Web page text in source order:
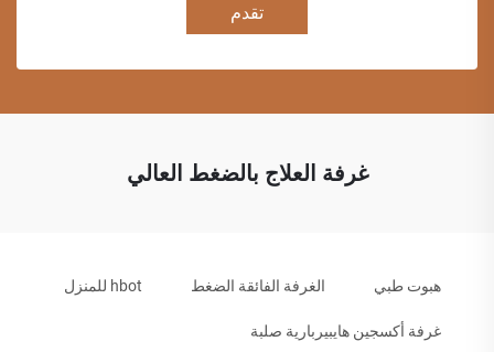
تقدم
غرفة العلاج بالضغط العالي
هبوت طبي الغرفة الفائقة الضغط hbot للمنزل
غرفة أكسجين هايبيربارية صلبة